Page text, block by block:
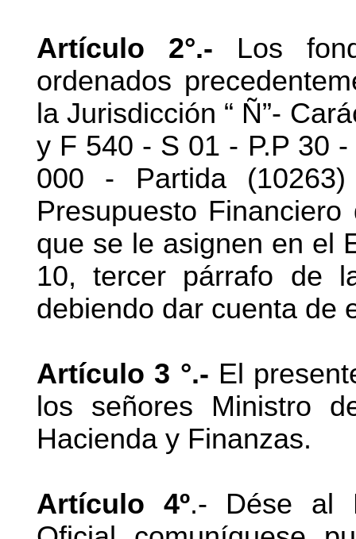
Artículo 2°.- Los
ordenados
la Jurisdicción “ Ñ”-
y F 540 - S 01 - P.P 30
000 - Partida
Presupuesto
que se le asignen en el
10, tercer párrafo de
debiendo dar cuenta de
Artículo 3 °.- El
los señores Ministro
Hacienda y Finanzas.
Artículo 4º.- Dése al